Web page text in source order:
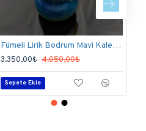
Fümeli Lirik Bodrum Mavi Kalem Seti
3.350,00₺ 4.050,00₺
Sepete Ekle